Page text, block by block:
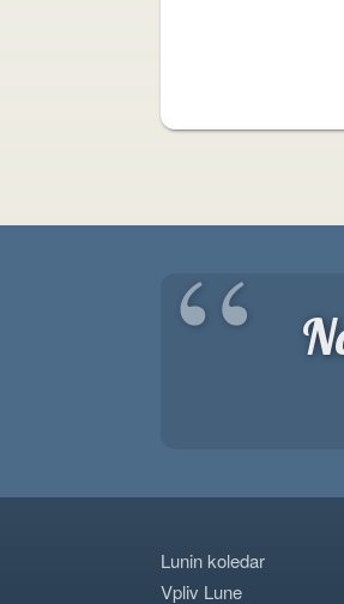
“
Lunin koledar
Vpliv Lune